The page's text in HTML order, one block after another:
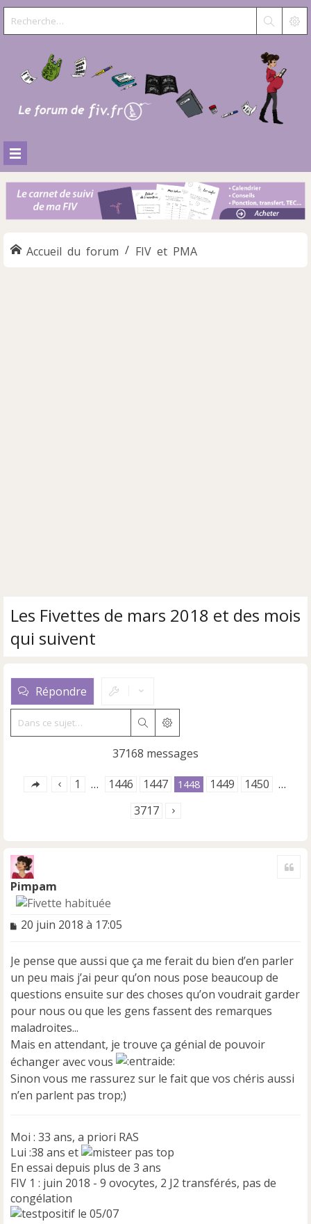
Accueil du forum FIV et PMA
Les Fivettes de mars 2018 et des mois
qui suivent
Répondre
RechercherRecherche avancée
37168 messages
1 … 1446 1447 1448 1449 1450 …
3717
Pimpam
M
s
a
g
e
n
o
n
l
u
20 juin 2018 à 17:05
Je pense que aussi que ça me ferait du bien d’en parler
un peu mais j’ai peur qu’on nous pose beaucoup de
questions ensuite sur des choses qu’on voudrait garder
pour nous ou que les gens fassent des remarques
maladroites...
Mais en attendant, je trouve ça génial de pouvoir
échanger avec vous
Sinon vous me rassurez sur le fait que vos chéris aussi
n’en parlent pas trop;)
Moi : 33 ans, a priori RAS
Lui :38 ans et
pas top
En essai depuis plus de 3 ans
FIV 1 : juin 2018 - 9 ovocytes, 2 J2 transférés, pas de
congélation
le 05/07